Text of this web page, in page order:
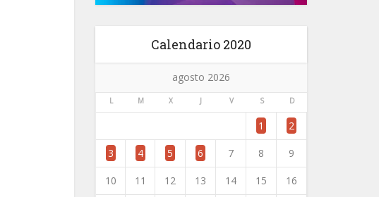
Calendario 2020
agosto 2026
L M X J V S D
1 2
3 4 5 6 7 8 9
10 11 12 13 14 15 16